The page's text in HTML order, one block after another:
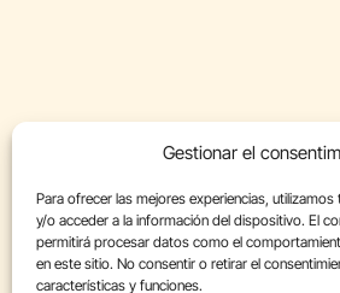
Gestionar el
Para ofrecer las mejores experiencias,
y/o acceder a la información del dispositivo. El
permitirá procesar datos como el
en este sitio. No consentir o retirar el
características y funciones.